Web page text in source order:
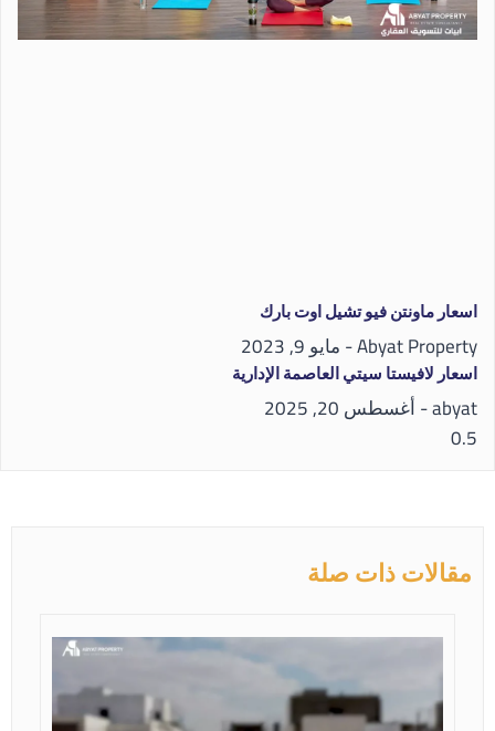
اسعار ماونتن فيو تشيل اوت بارك
Abyat Property مايو 9, 2023
اسعار لافيستا سيتي العاصمة الإدارية
abyat أغسطس 20, 2025
مقالات ذات صلة